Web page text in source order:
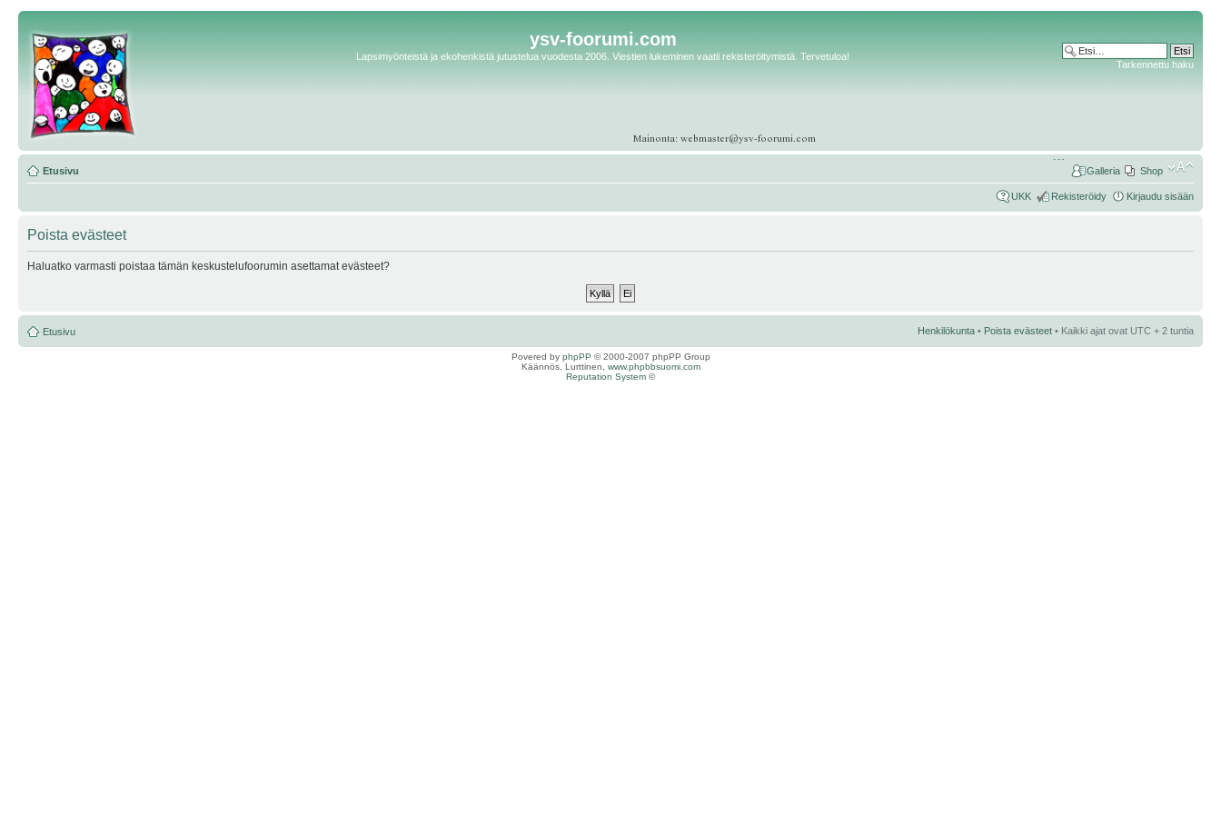
ysv-foorumi.com
Lapsimyönteistä ja ekohenkistä jutustelua vuodesta 2006. Viestien lukeminen vaatii rekisteröitymistä. Tervetuloa!
Tarkennettu haku
Etusivu Shop
Galleria
UKK Rekisteröidy Kirjaudu sisään
Poista evästeet
Haluatko varmasti poistaa tämän keskustelufoorumin asettamat evästeet?
Etusivu Henkilökunta • Poista evästeet • Kaikki ajat ovat UTC + 2 tuntia
Povered by phpPP © 2000-2007 phpPP Group
Käännös, Lurttinen, www.phpbbsuomi.com
Reputation System ©